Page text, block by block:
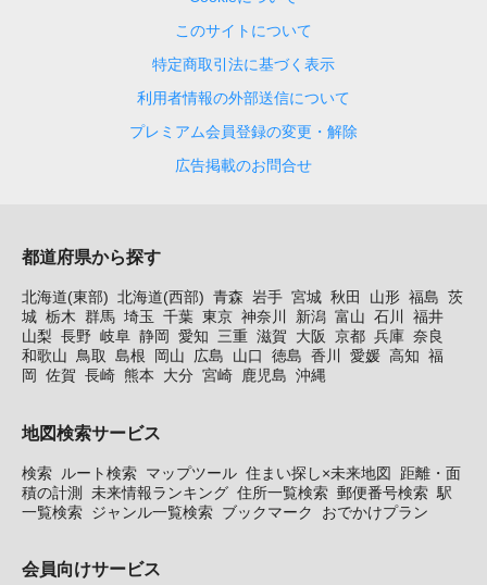
このサイトについて
特定商取引法に基づく表示
利用者情報の外部送信について
プレミアム会員登録の変更・解除
広告掲載のお問合せ
都道府県から探す
北海道(東部) 北海道(西部) 青森 岩手 宮城 秋田 山形 福島 茨
城 栃木 群馬 埼玉 千葉 東京 神奈川 新潟 富山 石川
福井
山梨 長野 岐阜 静岡 愛知 三重 滋賀 大阪 京都 兵庫 奈良
和歌山 鳥取 島根 岡山 広島 山口 徳島 香川 愛媛 高知 福
岡
佐賀 長崎 熊本 大分 宮崎 鹿児島 沖縄
地図検索サービス
検索 ルート検索 マップツール 住まい探し×未来地図
距離・面
積の計測
未来情報ランキング 住所一覧検索 郵便番号検索 駅
一覧検索 ジャンル一覧検索 ブックマーク おでかけプラン
会員向けサービス